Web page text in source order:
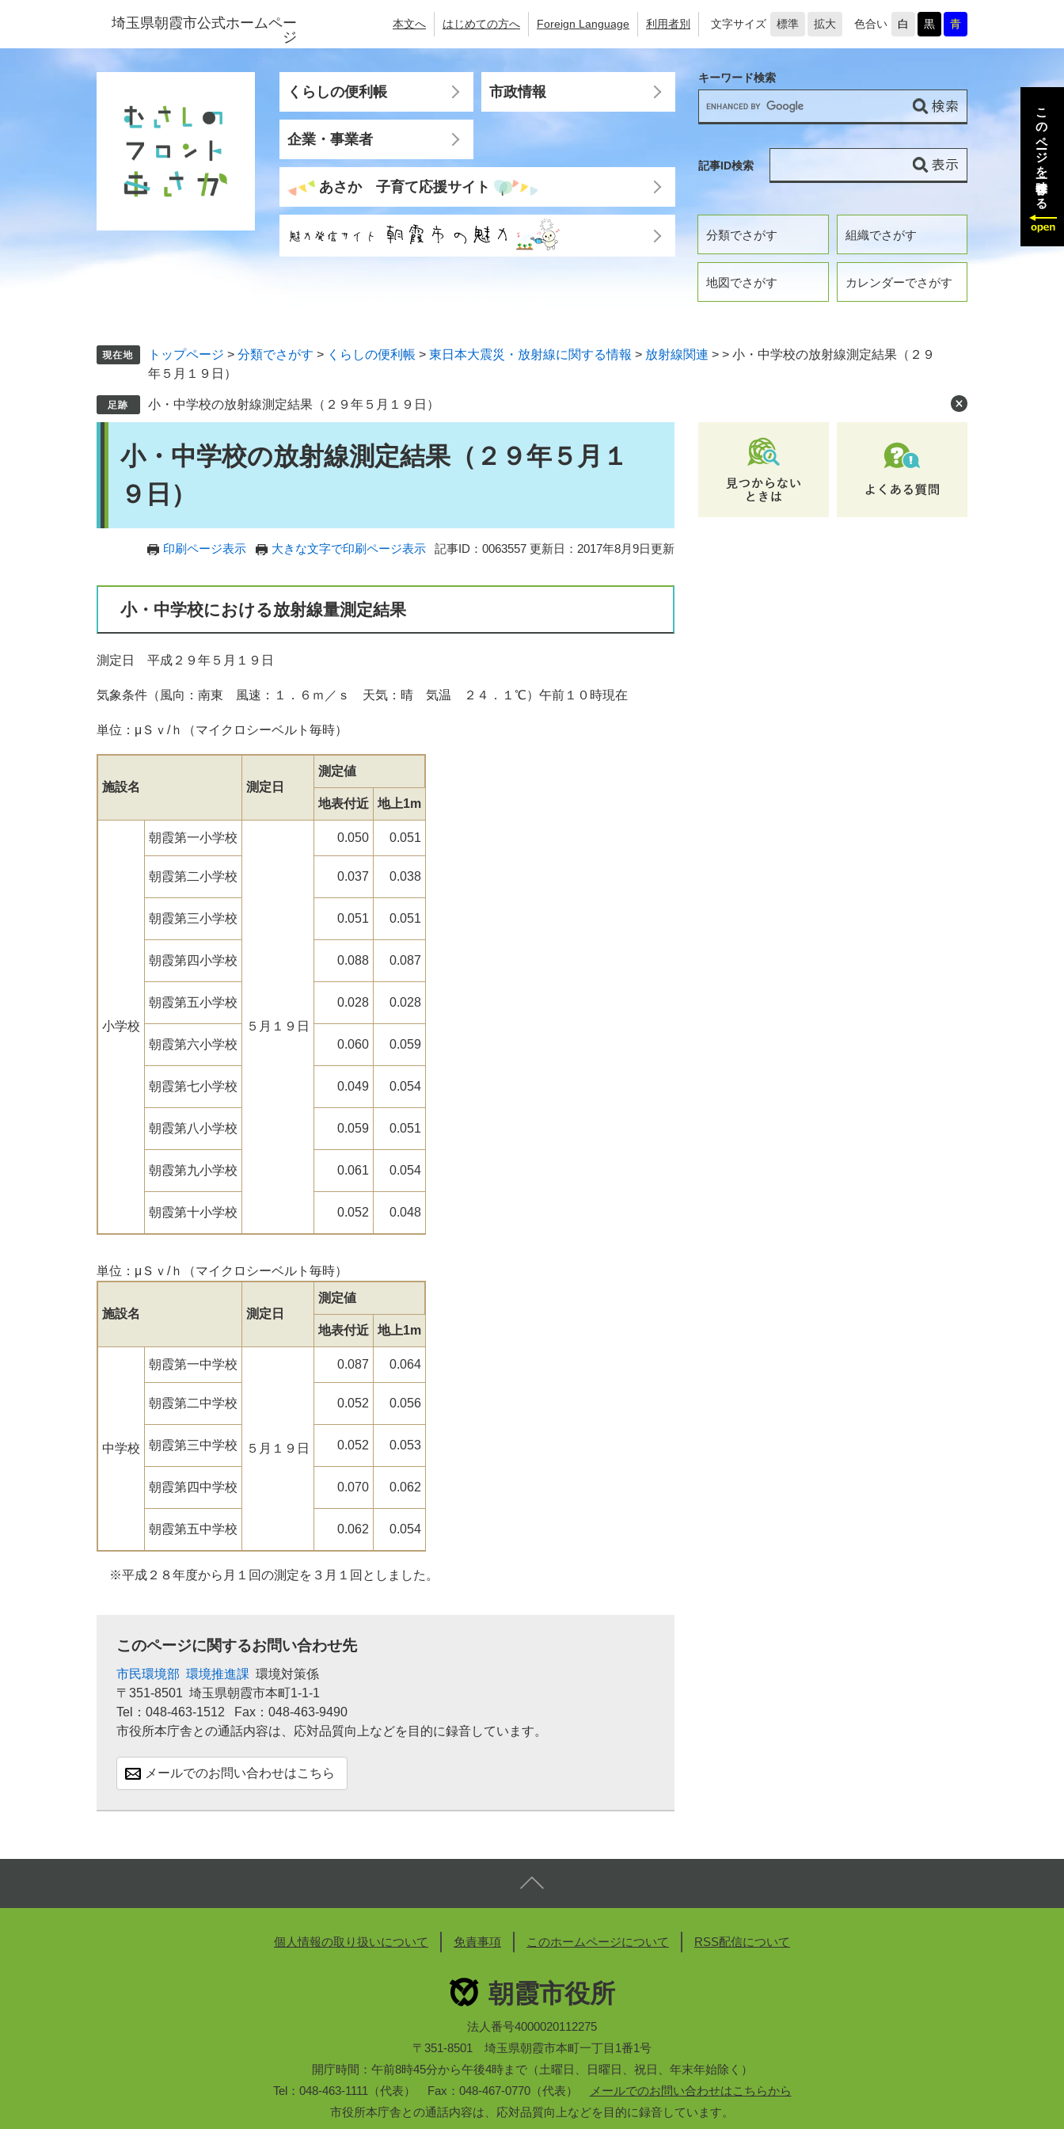
ジ
ュ
埼玉県朝霞市公式ホームペー
ジ
本文へ はじめての方へ Foreign Language 利用者別 文字サイズ 標準 拡大 色合い 白 黒 青
くらしの便利帳 市政情報
企業・事業者
あさか 子育て応援サイト
分類でさがす 組織でさがす
地図でさがす カレンダーでさがす
キーワード検索
記事ID検索
トップページ > 分類でさがす > くらしの便利帳 > 東日本大震災・放射線に関する情報 > 放射線関連 > > 小・中学校の放射線測定結果（２９
年５月１９日）
小・中学校の放射線測定結果（２９年５月１９日）
小・中学校の放射線測定結果（２９年５月１
９日）
印刷ページ表示 大きな文字で印刷ページ表示 記事ID：0063557 更新日：2017年8月9日更新
小・中学校における放射線量測定結果
測定日 平成２９年５月１９日
気象条件（風向：南東 風速：１．６ｍ／ｓ 天気：晴 気温 ２４．１℃）午前１０時現在
単位：μＳｖ/ｈ（マイクロシーベルト毎時）
施設名 測定日
測定値
地表付近 地上1m
小学校
朝霞第一小学校
５月１９日
0.050 0.051
朝霞第二小学校 0.037 0.038
朝霞第三小学校 0.051 0.051
朝霞第四小学校 0.088 0.087
朝霞第五小学校 0.028 0.028
朝霞第六小学校 0.060 0.059
朝霞第七小学校 0.049 0.054
朝霞第八小学校 0.059 0.051
朝霞第九小学校 0.061 0.054
朝霞第十小学校 0.052 0.048
単位：μＳｖ/ｈ（マイクロシーベルト毎時）
施設名 測定日
測定値
地表付近 地上1m
中学校
朝霞第一中学校
５月１９日
0.087 0.064
朝霞第二中学校 0.052 0.056
朝霞第三中学校 0.052 0.053
朝霞第四中学校 0.070 0.062
朝霞第五中学校 0.062 0.054
※平成２８年度から月１回の測定を３月１回としました。
このページに関するお問い合わせ先
市民環境部 環境推進課 環境対策係
〒351-8501 埼玉県朝霞市本町1-1-1
Tel：048-463-1512
Fax：048-463-9490
市役所本庁舎との通話内容は、応対品質向上などを目的に録音しています。
メールでのお問い合わせはこちら
個人情報の取り扱いについて 免責事項 このホームページについて RSS配信について
朝霞市役所
法人番号4000020112275
〒351-8501 埼玉県朝霞市本町一丁目1番1号
開庁時間：午前8時45分から午後4時まで（土曜日、日曜日、祝日、年末年始除く）
Tel：048-463-1111（代表） Fax：048-467-0770（代表）
メールでのお問い合わせはこちらから
市役所本庁舎との通話内容は、応対品質向上などを目的に録音しています。
このページを一時保存する